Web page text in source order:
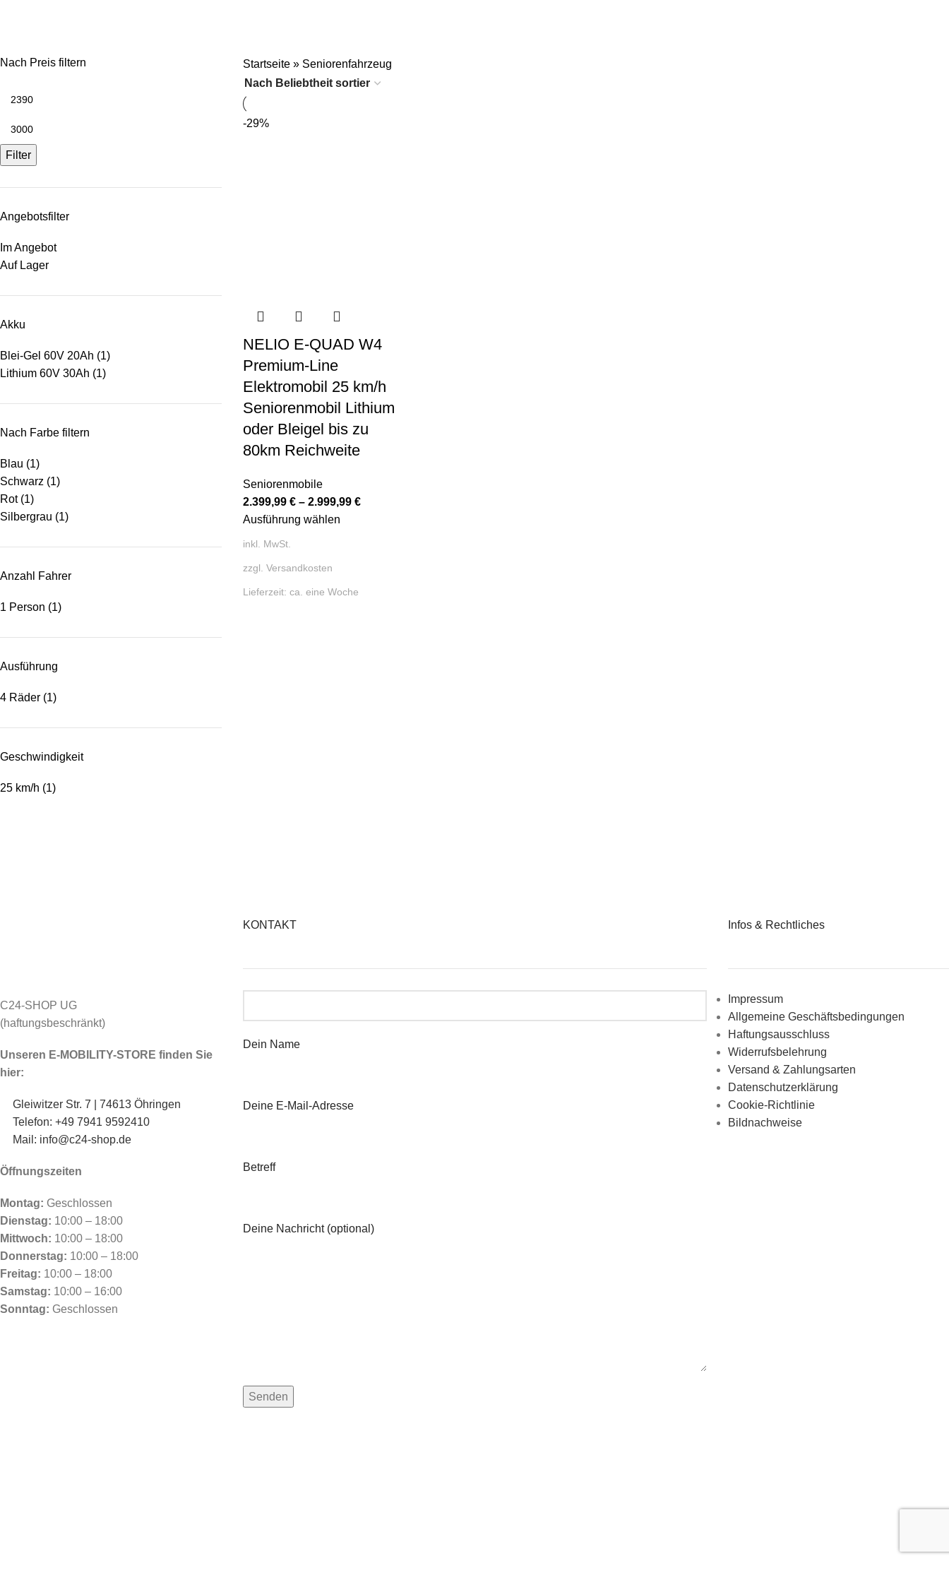
Nach Preis filtern
Filter
Angebotsfilter
Im Angebot
Auf Lager
Akku
Blei-Gel 60V 20Ah (1)
Lithium 60V 30Ah (1)
Nach Farbe filtern
Blau (1)
Schwarz (1)
Rot (1)
Silbergrau (1)
Anzahl Fahrer
1 Person (1)
Ausführung
4 Räder (1)
Geschwindigkeit
25 km/h (1)
Startseite» Seniorenfahrzeug
-29%
NELIO E-QUAD W4
Premium-Line
Elektromobil 25 km/h
Seniorenmobil Lithium
oder Bleigel bis zu
80km Reichweite
Seniorenmobile
2.399,99 €– 2.999,99 €
Ausführung wählen
inkl. MwSt.
zzgl. Versandkosten
Lieferzeit: ca. eine Woche
C24-SHOP UG
(haftungsbeschränkt)
Unseren E-MOBILITY-STORE finden Sie
hier:
Gleiwitzer Str. 7 | 74613 Öhringen
Telefon: +49 7941 9592410
Mail: info@c24-shop.de
Öffnungszeiten
Montag: Geschlossen
Dienstag: 10:00 – 18:00
Mittwoch: 10:00 – 18:00
Donnerstag: 10:00 – 18:00
Freitag: 10:00 – 18:00
Samstag: 10:00 – 16:00
Sonntag: Geschlossen
KONTAKT
Dein Name
Deine E-Mail-Adresse
Betreff
Deine Nachricht (optional)
Infos & Rechtliches
Impressum
Allgemeine Geschäftsbedingungen
Haftungsausschluss
Widerrufsbelehrung
Versand & Zahlungsarten
Datenschutzerklärung
Cookie-Richtlinie
Bildnachweise